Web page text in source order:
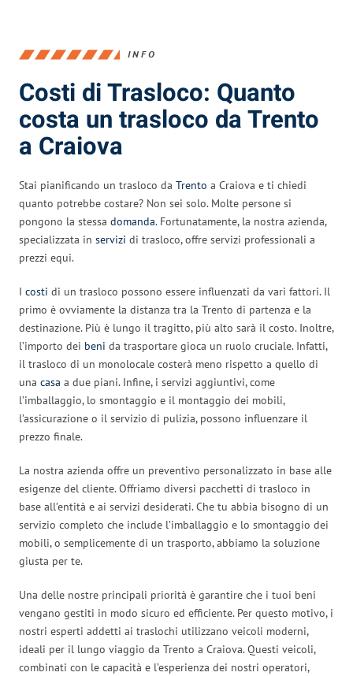
INFO
Costi di Trasloco: Quanto
costa un trasloco da Trento
a Craiova
Stai pianificando un trasloco da Trento a Craiova e ti chiedi
quanto potrebbe costare? Non sei solo. Molte persone si
pongono la stessa domanda. Fortunatamente, la nostra azienda,
specializzata in servizi di trasloco, offre servizi professionali a
prezzi equi.
I costi di un trasloco possono essere influenzati da vari fattori. Il
primo è ovviamente la distanza tra la Trento di partenza e la
destinazione. Più è lungo il tragitto, più alto sarà il costo. Inoltre,
l’importo dei beni da trasportare gioca un ruolo cruciale. Infatti,
il trasloco di un monolocale costerà meno rispetto a quello di
una casa a due piani. Infine, i servizi aggiuntivi, come
l’imballaggio, lo smontaggio e il montaggio dei mobili,
l’assicurazione o il servizio di pulizia, possono influenzare il
prezzo finale.
La nostra azienda offre un preventivo personalizzato in base alle
esigenze del cliente. Offriamo diversi pacchetti di trasloco in
base all’entità e ai servizi desiderati. Che tu abbia bisogno di un
servizio completo che include l’imballaggio e lo smontaggio dei
mobili, o semplicemente di un trasporto, abbiamo la soluzione
giusta per te.
Una delle nostre principali priorità è garantire che i tuoi beni
vengano gestiti in modo sicuro ed efficiente. Per questo motivo, i
nostri esperti addetti ai traslochi utilizzano veicoli moderni,
ideali per il lungo viaggio da Trento a Craiova. Questi veicoli,
combinati con le capacità e l’esperienza dei nostri operatori,